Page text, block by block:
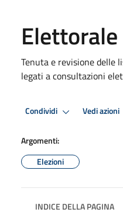
Elettorale
Tenuta e revisione delle
legati a consultazioni
Condividi Vedi azioni
Argomenti:
Elezioni
INDICE DELLA PAGINA